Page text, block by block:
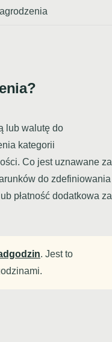
lub walutę do
kategorii
Co jest uznawane za
do zdefiniowania
płatność dodatkowa za
. Jest to